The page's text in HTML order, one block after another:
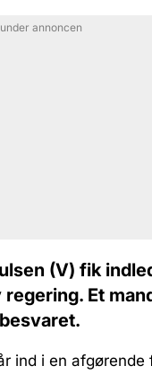
annoncen
(V) fik
Et
ind i en afgørende